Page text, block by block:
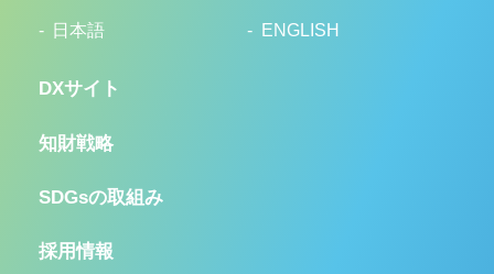
日本語 ENGLISH
DXサイト
知財戦略
SDGsの取組み
採用情報